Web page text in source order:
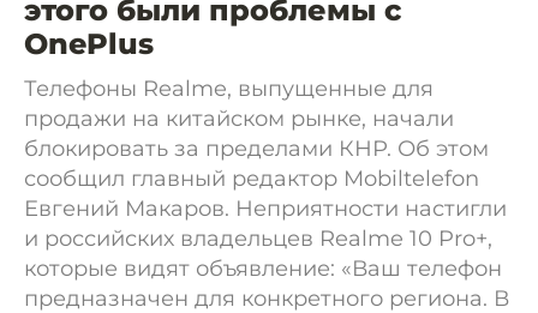
этого были проблемы с
OnePlus
Телефоны Realme, выпущенные для
продажи на китайском рынке, начали
блокировать за пределами КНР. Об этом
сообщил главный редактор Mobiltelefon
Евгений Макаров. Неприятности настигли
и российских владельцев Realme 10 Pro+,
которые видят объявление: «Ваш телефон
предназначен для конкретного региона. В